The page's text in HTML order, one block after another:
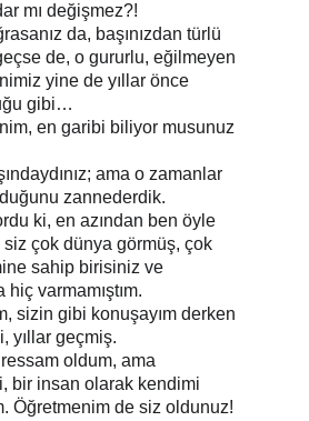
mı değişmez?!
da, başınızdan türlü
de, o gururlu, eğilmeyen
yine de yıllar önce
gibi…
en garibi biliyor musunuz
ama o zamanlar
zannederdik.
ki, en azından ben öyle
çok dünya görmüş, çok
sahip birisiniz ve
hiç varmamıştım.
sizin gibi konuşayım derken
yıllar geçmiş.
oldum, ama
bir insan olarak kendimi
Öğretmenim de siz oldunuz!